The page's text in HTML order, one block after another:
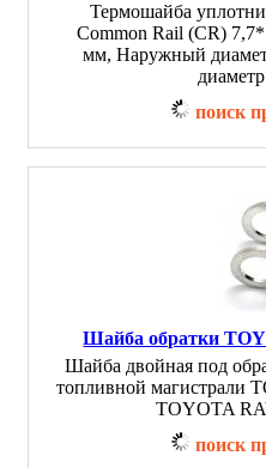
Термошайба
Common Rail (CR)
мм, Наружный
поиск
Шайба обратки
Шайба двойная под
топливной магистрали
TOYOTA
поиск